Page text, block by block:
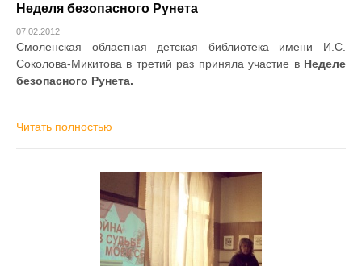
Неделя безопасного Рунета
07.02.2012
Смоленская областная детская библиотека имени И.С.
Соколова-Микитова в третий раз приняла участие в Неделе
безопасного Рунета.
Читать полностью